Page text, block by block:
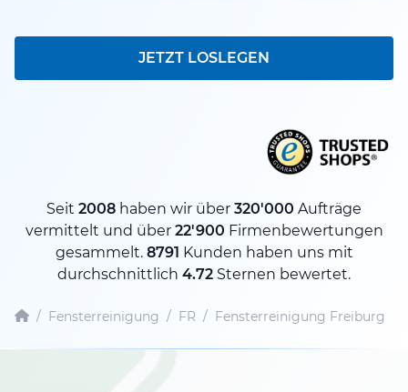
JETZT LOSLEGEN
Seit 2008 haben wir über 320'000 Aufträge
vermittelt und über 22'900 Firmenbewertungen
gesammelt. 8791 Kunden haben uns mit
durchschnittlich 4.72 Sternen bewertet.
/ Fensterreinigung / FR / Fensterreinigung Freiburg